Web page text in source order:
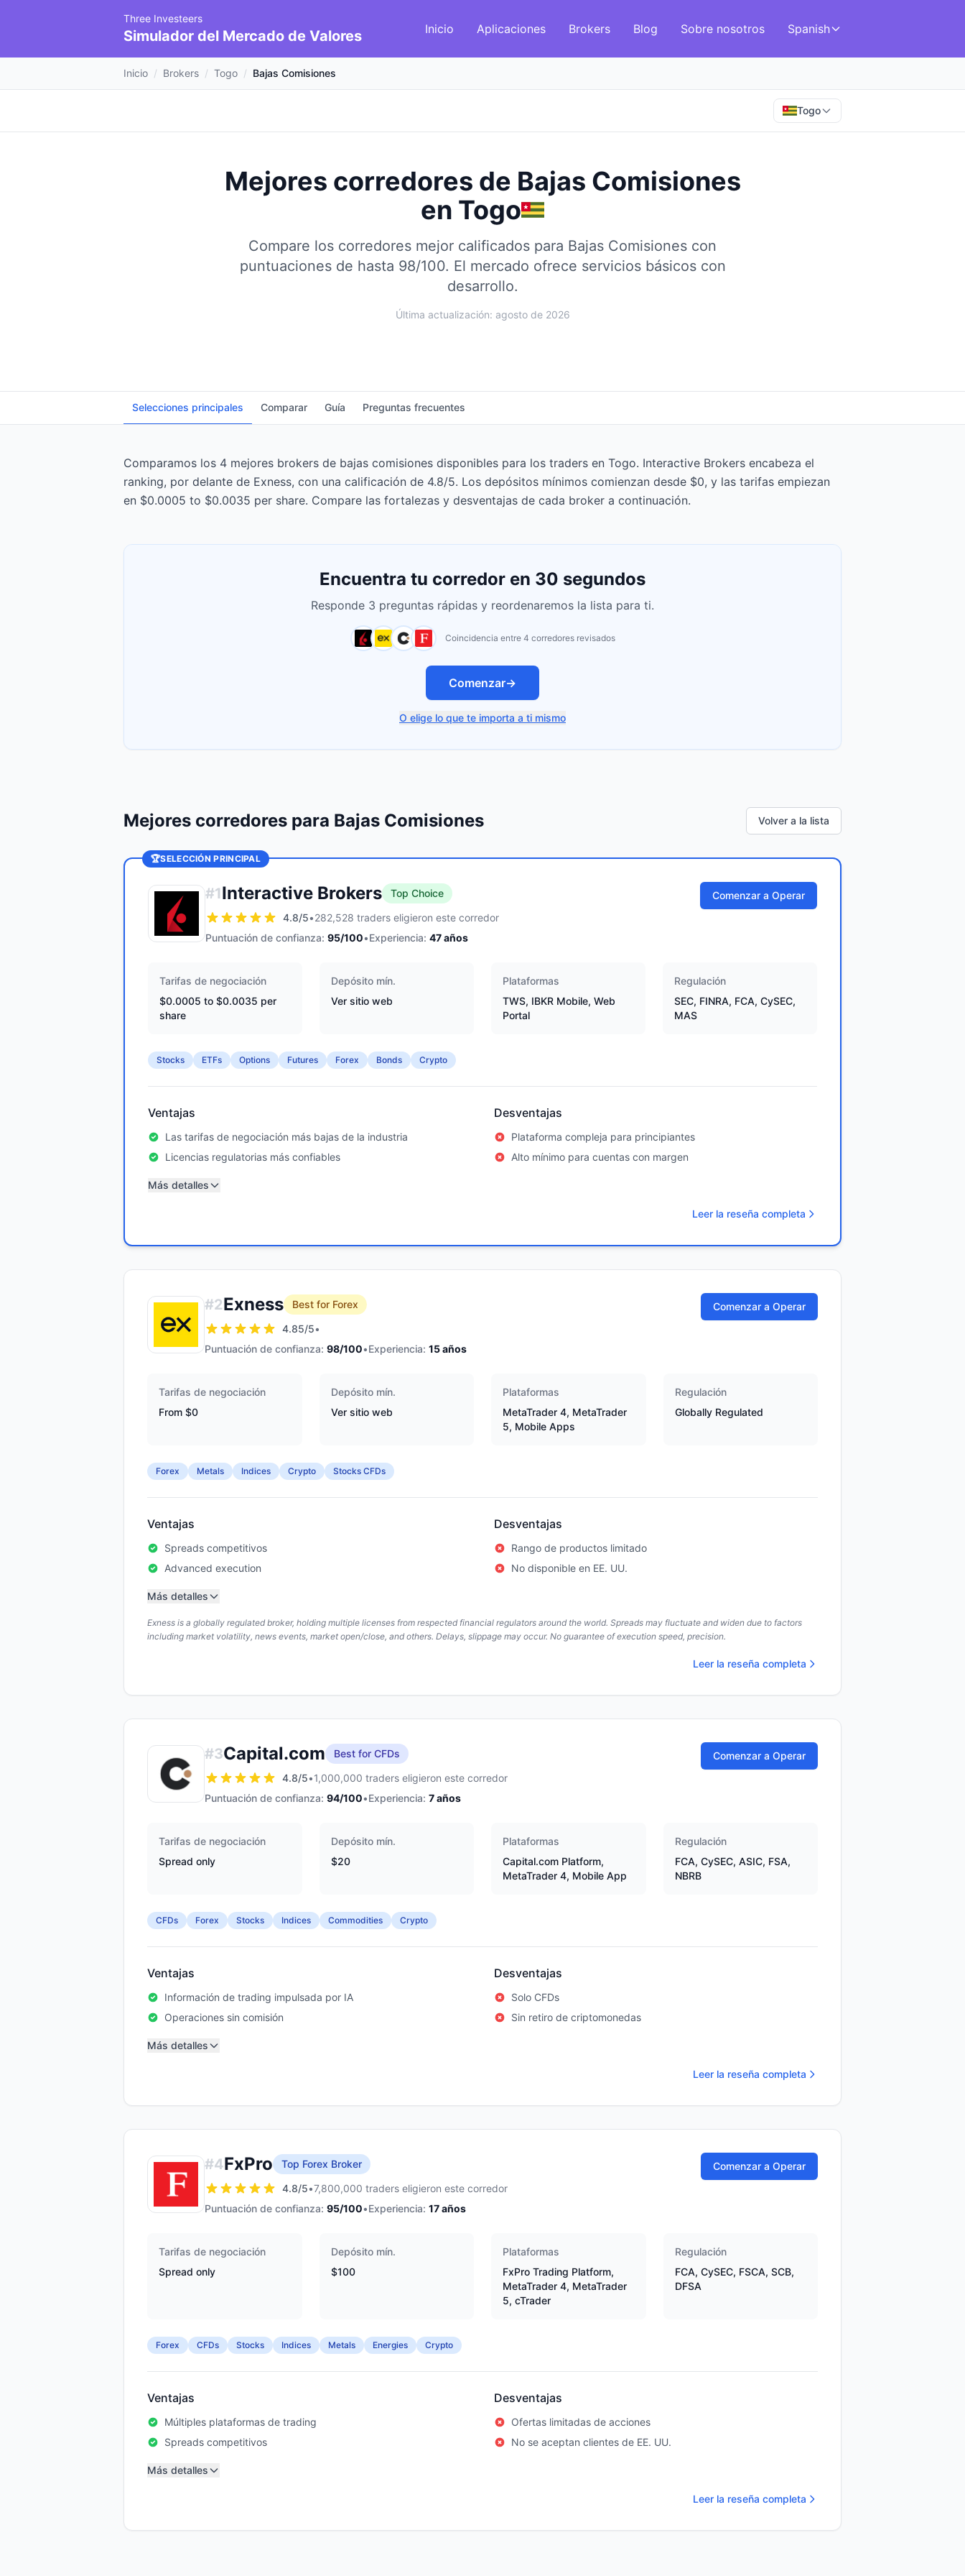
Three Investeers
Simulador del Mercado de Valores Inicio Aplicaciones Brokers Blog Sobre nosotros Spanish
Inicio / Brokers / Togo / Bajas Comisiones
Togo
Mejores corredores de Bajas Comisiones
en Togo
Compare los corredores mejor calificados para Bajas Comisiones con
puntuaciones de hasta 98/100. El mercado ofrece servicios básicos con
desarrollo.
Última actualización: agosto de 2026
Selecciones principales Comparar Guía Preguntas frecuentes
Comparamos los 4 mejores brokers de bajas comisiones disponibles para los traders en Togo. Interactive Brokers encabeza el
ranking, por delante de Exness, con una calificación de 4.8/5. Los depósitos mínimos comienzan desde $0, y las tarifas empiezan
en $0.0005 to $0.0035 per share. Compare las fortalezas y desventajas de cada broker a continuación.
Encuentra tu corredor en 30 segundos
Responde 3 preguntas rápidas y reordenaremos la lista para ti.
Coincidencia entre 4 corredores revisados
Comenzar→
O elige lo que te importa a ti mismo
Mejores corredores para Bajas Comisiones Volver a la lista
🏆SELECCIÓN PRINCIPAL
#1Interactive Brokers
Top Choice
4.8/5•282,528 traders eligieron este corredor
Puntuación de confianza: 95/100•Experiencia: 47años
Comenzar a Operar
Tarifas de negociación
$0.0005 to $0.0035 per
share
Depósito mín.
Ver sitio web
Plataformas
TWS, IBKR Mobile, Web
Portal
Regulación
SEC, FINRA, FCA, CySEC,
MAS
Stocks ETFs Options Futures Forex Bonds Crypto
Ventajas
Las tarifas de negociación más bajas de la industria
Licencias regulatorias más confiables
Desventajas
Plataforma compleja para principiantes
Alto mínimo para cuentas con margen
Más detalles
Leer la reseña completa
#2Exness
Best for Forex
4.85/5•
Puntuación de confianza: 98/100•Experiencia: 15años
Comenzar a Operar
Tarifas de negociación
From $0
Depósito mín.
Ver sitio web
Plataformas
MetaTrader 4, MetaTrader
5, Mobile Apps
Regulación
Globally Regulated
Forex Metals Indices Crypto Stocks CFDs
Ventajas
Spreads competitivos
Advanced execution
Desventajas
Rango de productos limitado
No disponible en EE. UU.
Más detalles
Exness is a globally regulated broker, holding multiple licenses from respected financial regulators around the world. Spreads may fluctuate and widen due to factors
including market volatility, news events, market open/close, and others. Delays, slippage may occur. No guarantee of execution speed, precision.
Leer la reseña completa
#3Capital.com
Best for CFDs
4.8/5•1,000,000 traders eligieron este corredor
Puntuación de confianza: 94/100•Experiencia: 7años
Comenzar a Operar
Tarifas de negociación
Spread only
Depósito mín.
$20
Plataformas
Capital.com Platform,
MetaTrader 4, Mobile App
Regulación
FCA, CySEC, ASIC, FSA,
NBRB
CFDs Forex Stocks Indices Commodities Crypto
Ventajas
Información de trading impulsada por IA
Operaciones sin comisión
Desventajas
Solo CFDs
Sin retiro de criptomonedas
Más detalles
Leer la reseña completa
#4FxPro
Top Forex Broker
4.8/5•7,800,000 traders eligieron este corredor
Puntuación de confianza: 95/100•Experiencia: 17años
Comenzar a Operar
Tarifas de negociación
Spread only
Depósito mín.
$100
Plataformas
FxPro Trading Platform,
MetaTrader 4, MetaTrader
5, cTrader
Regulación
FCA, CySEC, FSCA, SCB,
DFSA
Forex CFDs Stocks Indices Metals Energies Crypto
Ventajas
Múltiples plataformas de trading
Spreads competitivos
Desventajas
Ofertas limitadas de acciones
No se aceptan clientes de EE. UU.
Más detalles
Leer la reseña completa